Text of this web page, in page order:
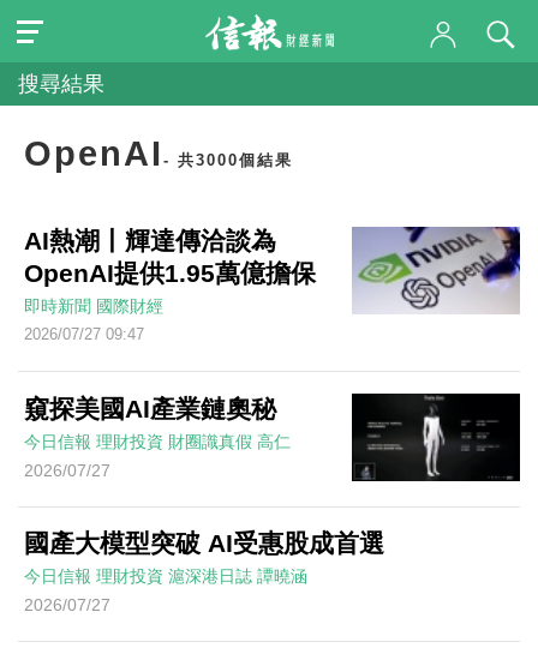
搜尋結果
OpenAI - 共3000個結果
AI熱潮丨輝達傳洽談為
OpenAI提供1.95萬億擔保
即時新聞 國際財經
2026/07/27 09:47
窺探美國AI產業鏈奧秘
今日信報 理財投資 財圈識真假 高仁
2026/07/27
國產大模型突破 AI受惠股成首選
今日信報 理財投資 滬深港日誌 譚曉涵
2026/07/27